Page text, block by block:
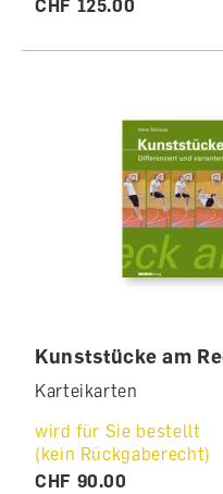
CHF 125.00
Kunststücke am
Karteikarten
wird für Sie bestellt
(kein Rückgaberecht)
CHF 90.00